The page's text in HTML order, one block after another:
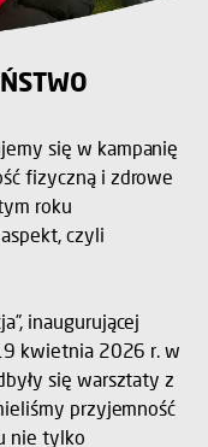
się w kampanię
fizyczną i zdrowe
roku
czyli
inaugurującej
kwietnia 2026 r. w
się warsztaty z
przyjemność
nie tylko